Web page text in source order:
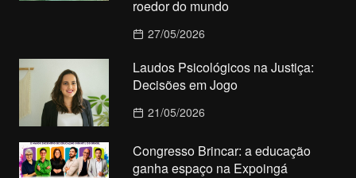
roedor do mundo
27/05/2026
Laudos Psicológicos na Justiça:
Decisões em Jogo
21/05/2026
Congresso Brincar: a educação
ganha espaço na Expoingá